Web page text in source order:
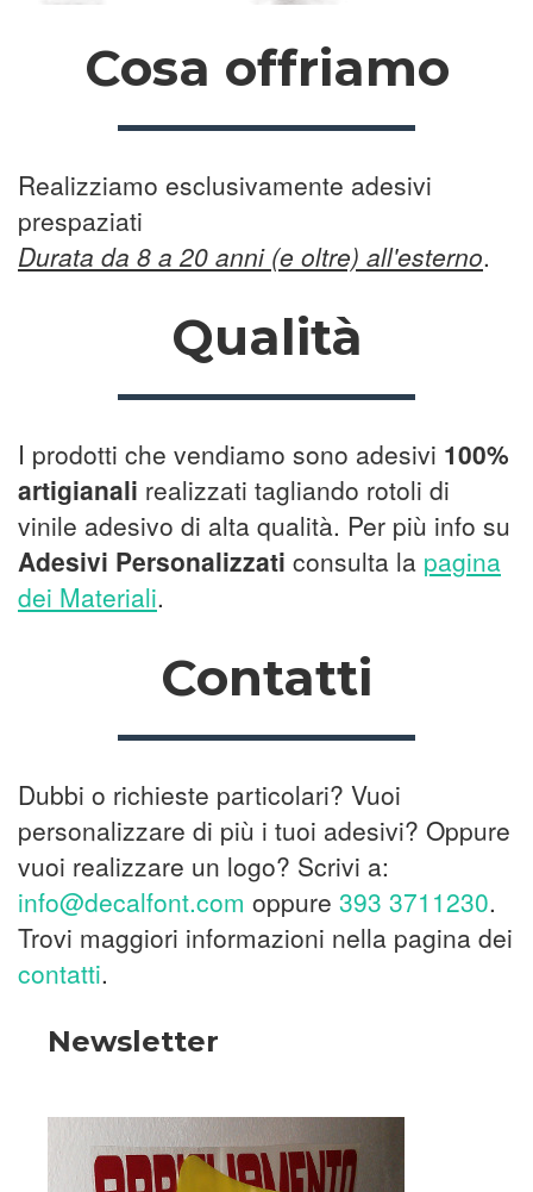
Cosa offriamo
Realizziamo esclusivamente adesivi
prespaziati
Durata da 8 a 20 anni (e oltre) all'esterno.
Qualità
I prodotti che vendiamo sono adesivi 100%
artigianali realizzati tagliando rotoli di
vinile adesivo di alta qualità. Per più info su
Adesivi Personalizzati consulta la pagina
dei Materiali.
Contatti
Dubbi o richieste particolari? Vuoi
personalizzare di più i tuoi adesivi? Oppure
vuoi realizzare un logo? Scrivi a:
info@decalfont.com oppure 393 3711230.
Trovi maggiori informazioni nella pagina dei
contatti.
Newsletter